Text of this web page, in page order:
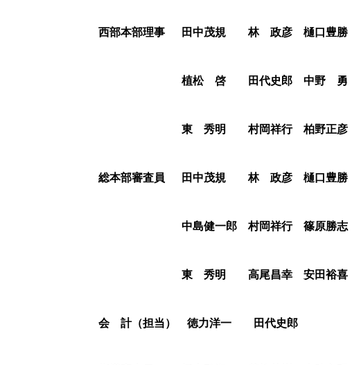
西部本部理事 田中茂規 林 政彦 樋口豊勝
植松 啓 田代史郎 中野
東 秀明 村岡祥行 柏野正彦
総本部審査員 田中茂規 林 政彦 樋口豊
中島健一郎 村岡祥行 篠原勝
東 秀明 高尾昌幸 安田裕喜
会 計（担当） 徳力洋一 田代史郎